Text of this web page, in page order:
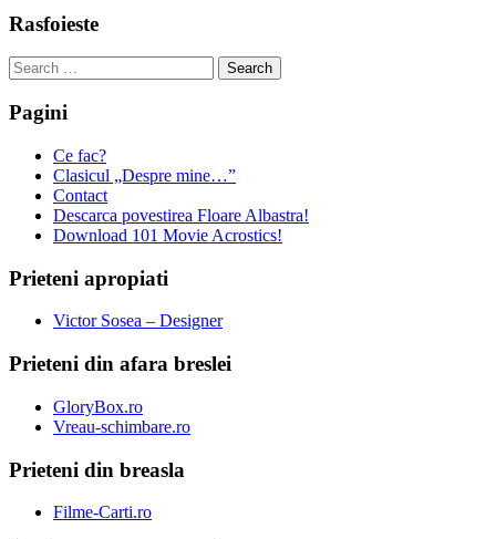
Rasfoieste
Search
for:
Pagini
Ce fac?
Clasicul „Despre mine…”
Contact
Descarca povestirea Floare Albastra!
Download 101 Movie Acrostics!
Prieteni apropiati
Victor Sosea – Designer
Prieteni din afara breslei
GloryBox.ro
Vreau-schimbare.ro
Prieteni din breasla
Filme-Carti.ro